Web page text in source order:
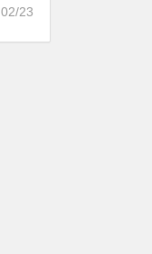
02/23